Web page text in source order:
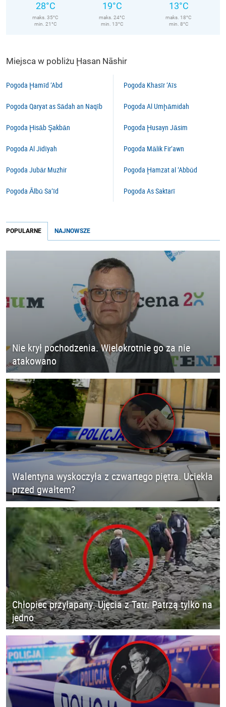
28°C
maks. 35°C
min. 21°C
19°C
maks. 24°C
min. 13°C
13°C
maks. 18°C
min. 8°C
Miejsca w pobliżu Ḩasan Nāshir
Pogoda Ḩamīd ‘Abd
Pogoda Qaryat as Sādah an Naqīb
Pogoda Ḩisāb Şakbān
Pogoda Al Jidīyah
Pogoda Jubār Muzhir
Pogoda Ālbū Sa‘īd
Pogoda Khasīr ‘Aīs
Pogoda Al Umḩāmidah
Pogoda Ḩusayn Jāsim
Pogoda Mālik Fir‘awn
Pogoda Ḩamzat al ‘Abbūd
Pogoda As Saktarī
POPULARNE NAJNOWSZE
Nie krył pochodzenia. Wielokrotnie go za nie
atakowano
Walentyna wyskoczyła z czwartego piętra. Uciekła
przed gwałtem?
Chłopiec przyłapany. Ujęcia z Tatr. Patrzą tylko na
jedno